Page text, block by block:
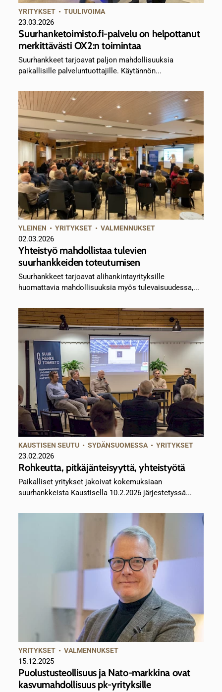
YRITYKSET •TUULIVOIMA
23.03.2026
Suurhanketoimisto.fi-palvelu on helpottanut
merkittävästi OX2:n toimintaa
Suurhankkeet tarjoavat paljon mahdollisuuksia
paikallisille palveluntuottajille. Käytännön...
YLEINEN •YRITYKSET •VALMENNUKSET
02.03.2026
Yhteistyö mahdollistaa tulevien
suurhankkeiden toteutumisen
Suurhankkeet tarjoavat alihankintayrityksille
huomattavia mahdollisuuksia myös tulevaisuudessa,...
KAUSTISEN SEUTU •SYDÄNSUOMESSA •YRITYKSET
23.02.2026
Rohkeutta, pitkäjänteisyyttä, yhteistyötä
Paikalliset yritykset jakoivat kokemuksiaan
suurhankkeista Kaustisella 10.2.2026 järjestetyssä...
YRITYKSET •VALMENNUKSET
15.12.2025
Puolustusteollisuus ja Nato-markkina ovat
kasvumahdollisuus pk-yrityksille